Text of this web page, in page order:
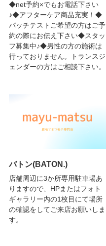
◆net予約×でもお電話下さい
♪◆アフターケア商品充実！◆
パッチテストご希望の方はご予
約の際にお伝え下さい◆スタッ
フ募集中♪◆男性の方の施術は
行っておりません。トランスジ
ェンダーの方はご相談下さい。
バトン(BATON.)
店舗周辺に3か所専用駐車場あ
りますので、HPまたはフォト
ギャラリー内の1枚目にて場所
の確認をしてご来店お願いしま
す。